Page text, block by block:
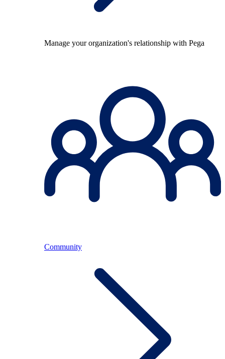
Manage your organization's relationship with Pega
Community